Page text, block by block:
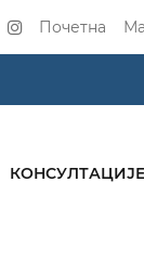
Почетна
КОНСУЛТАЦИЈЕ